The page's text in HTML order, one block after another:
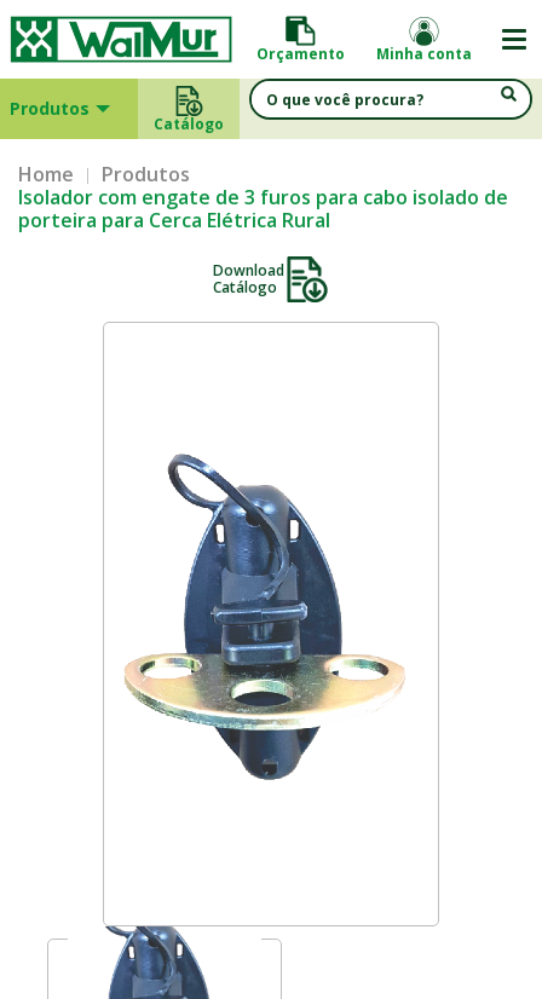
Orçamento Minha conta
Produtos
Catálogo
Home
Produtos
Isolador com engate de 3 furos para cabo isolado de
porteira para Cerca Elétrica Rural
Download
Catálogo